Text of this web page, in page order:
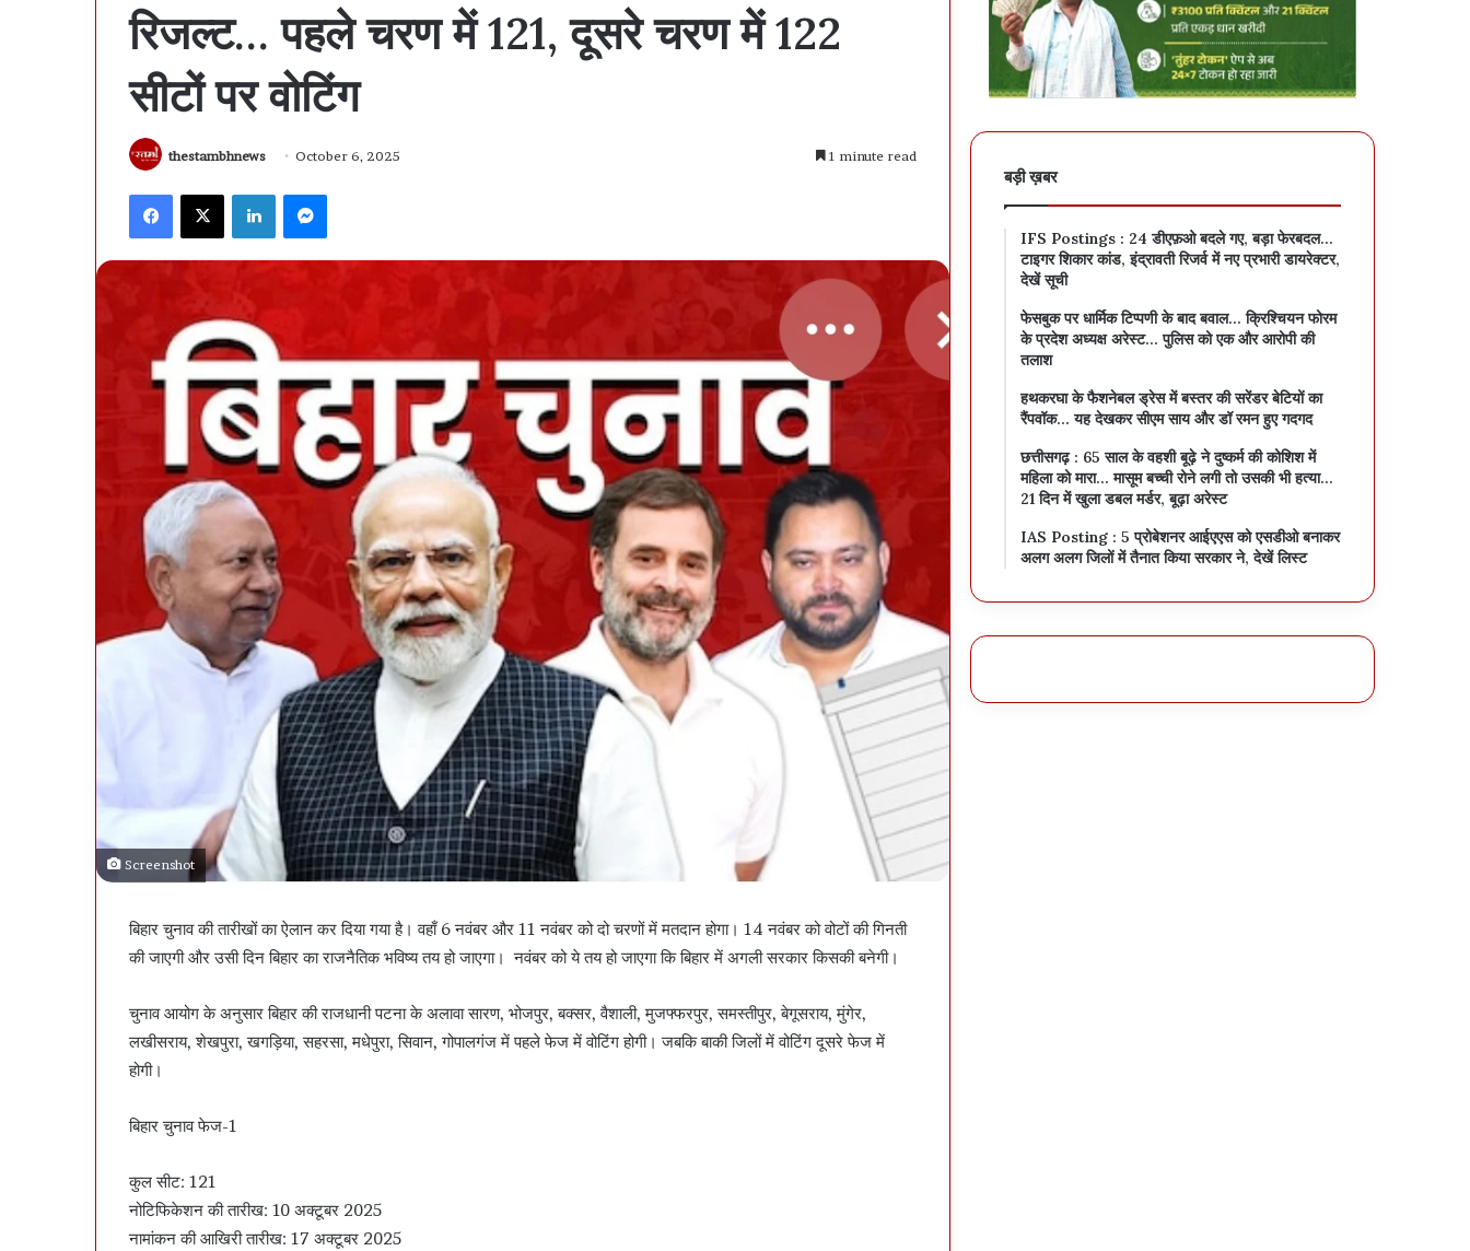
रिजल्ट… पहले चरण में 121, दूसरे चरण में 122
सीटों पर वोटिंग
thestambhnews October 6, 2025 1 minute read
Facebook X LinkedIn
Screenshot
बिहार चुनाव की तारीखों का ऐलान कर दिया गया है। वहाँ 6 नवंबर और 11 नवंबर को दो चरणों में मतदान होगा। 14 नवंबर को वोटों की गिनती
की जाएगी और उसी दिन बिहार का राजनैतिक भविष्य तय हो जाएगा। नवंबर को ये तय हो जाएगा कि बिहार में अगली सरकार किसकी बनेगी।
चुनाव आयोग के अनुसार बिहार की राजधानी पटना के अलावा सारण, भोजपुर, बक्सर, वैशाली, मुजफ्फरपुर, समस्तीपुर, बेगूसराय, मुंगेर,
लखीसराय, शेखपुरा, खगड़िया, सहरसा, मधेपुरा, सिवान, गोपालगंज में पहले फेज में वोटिंग होगी। जबकि बाकी जिलों में वोटिंग दूसरे फेज में
होगी।
बिहार चुनाव फेज-1
कुल सीट: 121
नोटिफिकेशन की तारीख: 10 अक्टूबर 2025
नामांकन की आखिरी तारीख: 17 अक्टूबर 2025
बड़ी ख़बर
IFS Postings : 24 डीएफ़ओ बदले गए, बड़ा फेरबदल…
टाइगर शिकार कांड, इंद्रावती रिजर्व में नए प्रभारी डायरेक्टर,
देखें सूची
फेसबुक पर धार्मिक टिप्पणी के बाद बवाल… क्रिश्चियन फोरम
के प्रदेश अध्यक्ष अरेस्ट… पुलिस को एक और आरोपी की
तलाश
हथकरघा के फैशनेबल ड्रेस में बस्तर की सरेंडर बेटियों का
रैंपवॉक… यह देखकर सीएम साय और डॉ रमन हुए गदगद
छत्तीसगढ़ : 65 साल के वहशी बूढ़े ने दुष्कर्म की कोशिश में
महिला को मारा… मासूम बच्ची रोने लगी तो उसकी भी हत्या…
21 दिन में खुला डबल मर्डर, बूढ़ा अरेस्ट
IAS Posting : 5 प्रोबेशनर आईएएस को एसडीओ बनाकर
अलग अलग जिलों में तैनात किया सरकार ने, देखें लिस्ट